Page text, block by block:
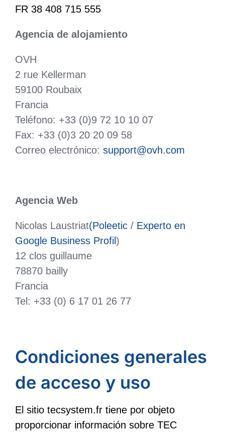
FR 38 408 715 555
Agencia de alojamiento
OVH
2 rue Kellerman
59100 Roubaix
Francia
Teléfono: +33 (0)9 72 10 10 07
Fax: +33 (0)3 20 20 09 58
Correo electrónico: support@ovh.com
Agencia Web
Nicolas Laustriat(Poleetic / Experto en
Google Business Profil )
12 clos guillaume
78870 bailly
Francia
Tel: +33 (0) 6 17 01 26 77
Condiciones generales
de acceso y uso
El sitio tecsystem.fr tiene por objeto
proporcionar información sobre TEC